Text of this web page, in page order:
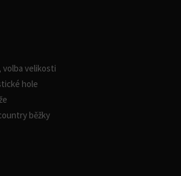
velikosti
hole
běžky